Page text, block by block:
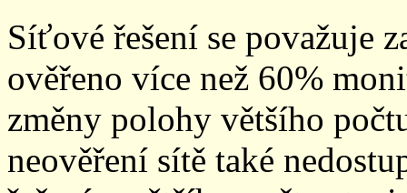
Síťové řešení se považuje
ověřeno více než 60%
změny polohy většího
neověření sítě také